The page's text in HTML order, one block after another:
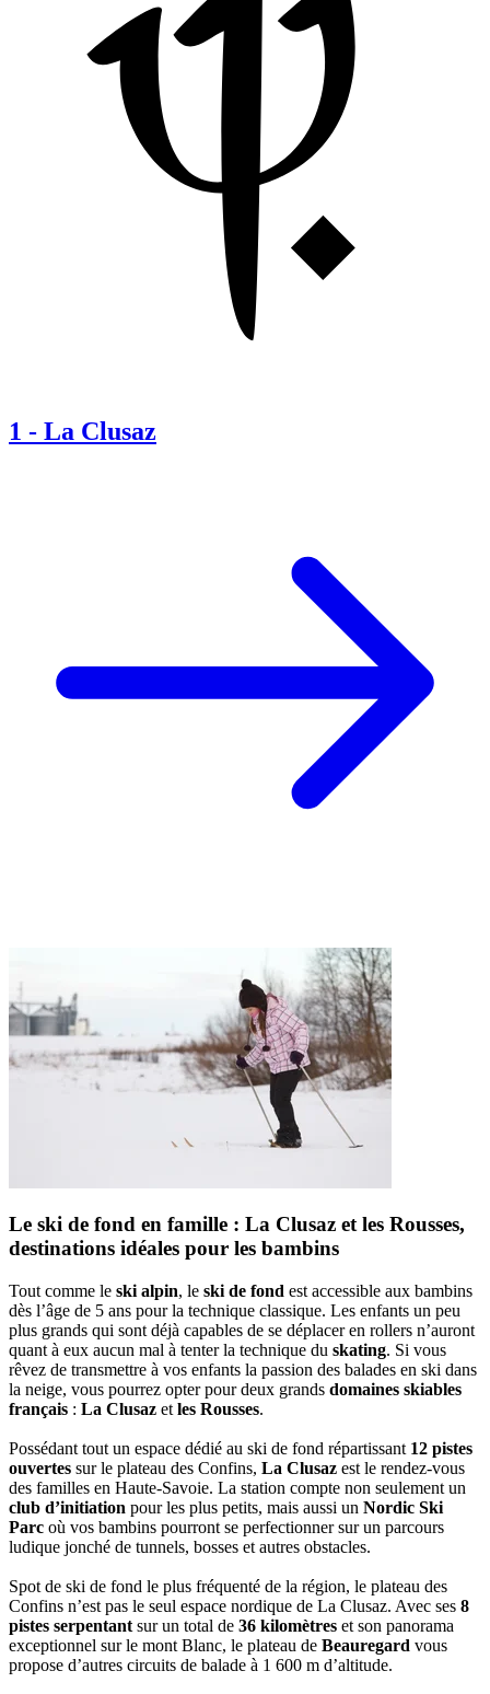
1 - La Clusaz
Le ski de fond en famille : La Clusaz et les Rousses,
destinations idéales pour les bambins
Tout comme le ski alpin, le ski de fond est accessible aux bambins
dès l’âge de 5 ans pour la technique classique. Les enfants un peu
plus grands qui sont déjà capables de se déplacer en rollers n’auront
quant à eux aucun mal à tenter la technique du skating. Si vous
rêvez de transmettre à vos enfants la passion des balades en ski dans
la neige, vous pourrez opter pour deux grands domaines skiables
français : La Clusaz et les Rousses.
Possédant tout un espace dédié au ski de fond répartissant 12 pistes
ouvertes sur le plateau des Confins, La Clusaz est le rendez-vous
des familles en Haute-Savoie. La station compte non seulement un
club d’initiation pour les plus petits, mais aussi un Nordic Ski
Parc où vos bambins pourront se perfectionner sur un parcours
ludique jonché de tunnels, bosses et autres obstacles.
Spot de ski de fond le plus fréquenté de la région, le plateau des
Confins n’est pas le seul espace nordique de La Clusaz. Avec ses 8
pistes serpentant sur un total de 36 kilomètres et son panorama
exceptionnel sur le mont Blanc, le plateau de Beauregard vous
propose d’autres circuits de balade à 1 600 m d’altitude.